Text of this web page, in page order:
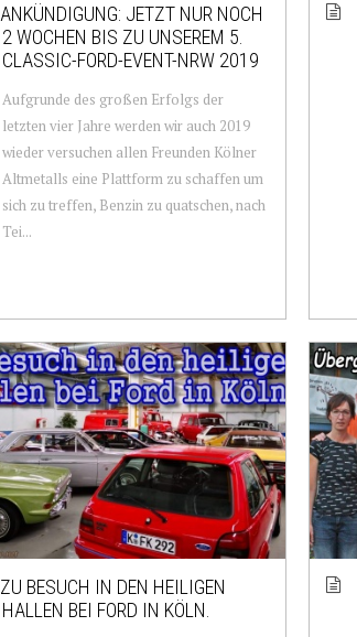
ANKÜNDIGUNG: JETZT NUR NOCH
2 WOCHEN BIS ZU UNSEREM 5.
CLASSIC-FORD-EVENT-NRW 2019
Aufgrunde des großen Erfolgs der
letzten vier Jahre werden wir auch 2019
wieder versuchen allen Freunden Kölner
Altmetalls eine Plattform zu schaffen um
sich zu treffen, Benzin zu quatschen, nach
Tei...
ZU BESUCH IN DEN HEILIGEN
HALLEN BEI FORD IN KÖLN.